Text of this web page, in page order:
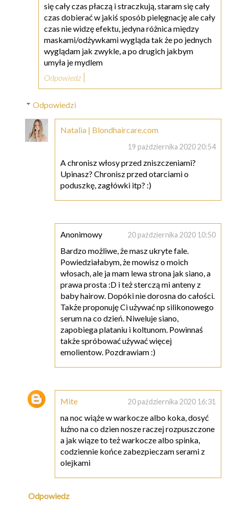
się cały czas płaczą i straczkują, staram się cały
czas dobierać w jakiś sposób pielęgnację ale cały
czas nie widzę efektu, jedyna różnica między
maskami/odżywkami wygląda tak że po jednych
wyglądam jak zwykle, a po drugich jakbym
umyła je mydlem
Odpowiedz
Odpowiedzi
Natalia | Blondhaircare.com
19 października 2020 20:54
A chronisz włosy przed zniszczeniami?
Upinasz? Chronisz przed otarciami o
poduszkę, zagłówki itp? :)
Anonimowy 20 października 2020 10:50
Bardzo możliwe, że masz ukryte fale.
Powiedziałabym, że mowisz o moich
włosach, ale ja mam lewa strona jak siano, a
prawa prosta :D i też sterczą mi anteny z
baby hairow. Dopóki nie dorosna do całości.
Także proponuję Ci używać np silikonowego
serum na co dzień. Niweluje siano,
zapobiega plataniu i koltunom. Powinnaś
także spróbować używać więcej
emolientow. Pozdrawiam :)
Mite 20 października 2020 16:31
na noc wiąże w warkocze albo koka, dosyć
luźno na co dzien nosze raczej rozpuszczone
a jak wiąze to też warkocze albo spinka,
codziennie końce zabezpieczam serami z
olejkami
Odpowiedz